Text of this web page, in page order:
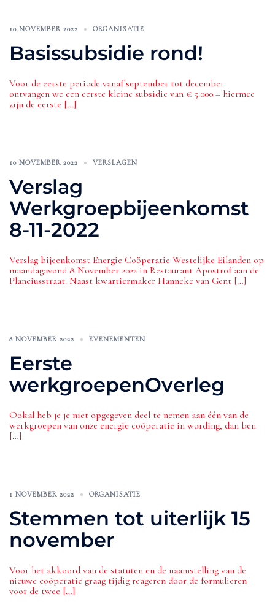
10 NOVEMBER 2022 ORGANISATIE
Basissubsidie rond!
Voor de eerste periode vanaf september tot december
ontvangen we een eerste kleine subsidie van € 5.000 – hiermee
zijn de eerste […]
10 NOVEMBER 2022 VERSLAGEN
Verslag
Werkgroepbijeenkomst
8-11-2022
Verslag bijeenkomst Energie Coöperatie Westelijke Eilanden op
maandagavond 8 November 2022 in Restaurant Apostrof aan de
Planciusstraat. Naast kwartiermaker Hanneke van Gent […]
8 NOVEMBER 2022 EVENEMENTEN
Eerste
werkgroepenOverleg
Ookal heb je je niet opgegeven deel te nemen aan één van de
werkgroepen van onze energie coöperatie in wording, dan ben
[…]
1 NOVEMBER 2022 ORGANISATIE
Stemmen tot uiterlijk 15
november
Voor het akkoord van de statuten en de naamstelling van de
nieuwe coöperatie graag tijdig reageren door de formulieren
voor de twee […]